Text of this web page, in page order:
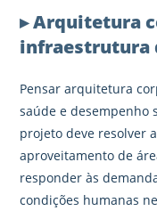
▸ Arquitetura
infraestrutura
Pensar arquitetura
saúde e desempenho
projeto deve resolver
aproveitamento de
responder às
condições humanas